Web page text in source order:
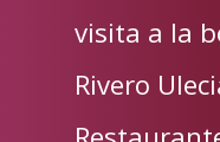
visita a la
Rivero